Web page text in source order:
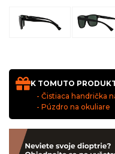
K TOMUTO
- Čistiaca handrička
- Púzdro na okuliare